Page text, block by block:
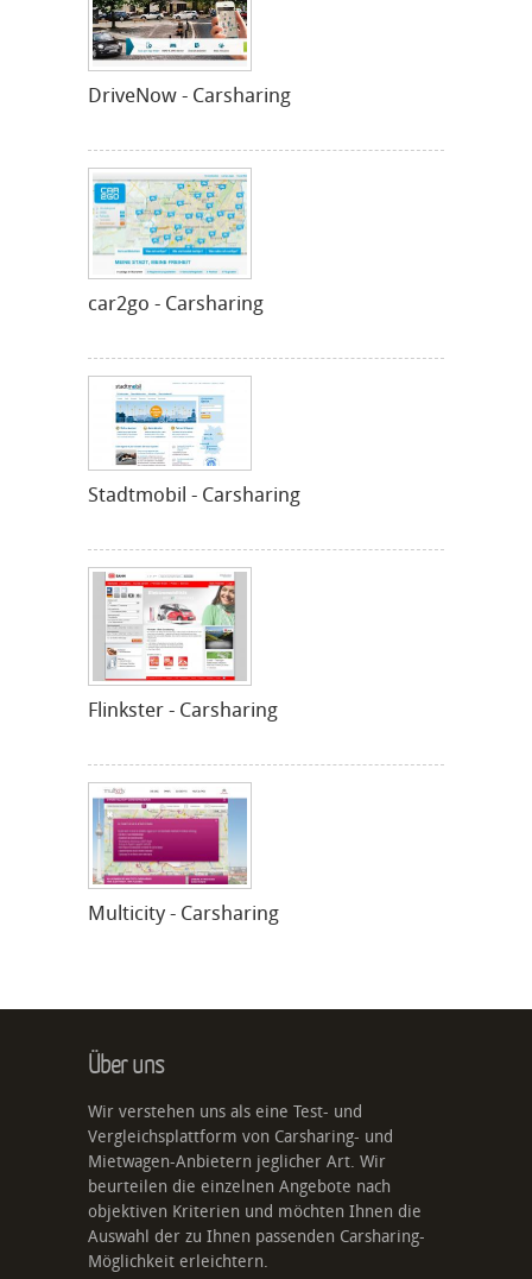
DriveNow - Carsharing
car2go - Carsharing
Stadtmobil - Carsharing
Flinkster - Carsharing
Multicity - Carsharing
Über uns
Wir verstehen uns als eine Test- und
Vergleichsplattform von Carsharing- und
Mietwagen-Anbietern jeglicher Art. Wir
beurteilen die einzelnen Angebote nach
objektiven Kriterien und möchten Ihnen die
Auswahl der zu Ihnen passenden Carsharing-
Möglichkeit erleichtern.